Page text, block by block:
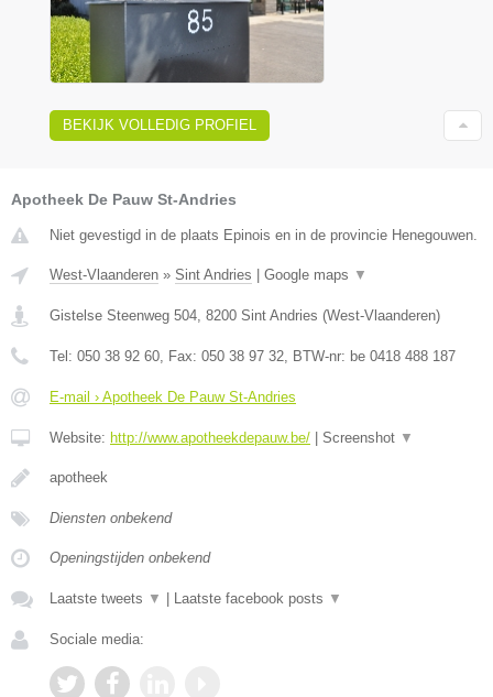
BEKIJK VOLLEDIG PROFIEL
Apotheek De Pauw St-Andries
Niet gevestigd in de plaats Epinois en in de provincie Henegouwen.
West-Vlaanderen » Sint Andries | Google maps ▼
Gistelse Steenweg 504 8200 Sint Andries (West-Vlaanderen)
Tel: 050 38 92 60 , Fax: 050 38 97 32 , BTW-nr: be 0418 488 187
E-mail › Apotheek De Pauw St-Andries
Website: http://www.apotheekdepauw.be/ | Screenshot ▼
apotheek
Diensten onbekend
Openingstijden onbekend
Laatste tweets ▼ | Laatste facebook posts ▼
Sociale media: